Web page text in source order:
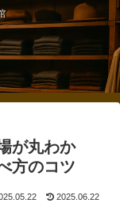
が丸わか
方のコツ
2025.06.22